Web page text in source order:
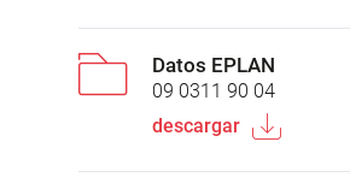
Datos EPLAN
09 0311 90 04
descargar